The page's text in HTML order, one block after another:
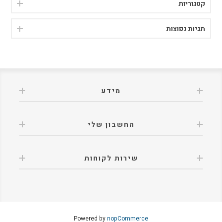
קטגוריות
תגיות נפוצות
מידע
החשבון שלי
שירות לקוחות
Powered bynopCommerce